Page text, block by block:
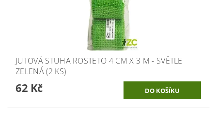
JUTOVÁ STUHA ROSTETO 4 CM X 3 M - SVĚTLE
ZELENÁ (2 KS)
62 Kč